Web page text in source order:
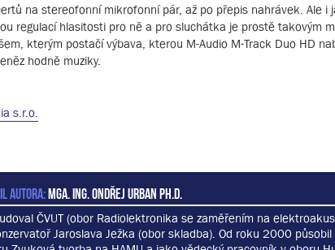
na stereofonní mikrofonní pár, až po přepis nahrávek. Ale i
regulací hlasitosti pro ně a pro sluchátka je prostě takovým
kterým postačí výbava, kterou M-Audio M-Track Duo HD
hodně muziky.
s.r.o.
AUTORA:MgA. Ing. Ondřej Urban Ph.D.
ČVUT (obor Radiolektronika se zaměřením na
Jaroslava Ježka (obor skladba). Od roku 2000